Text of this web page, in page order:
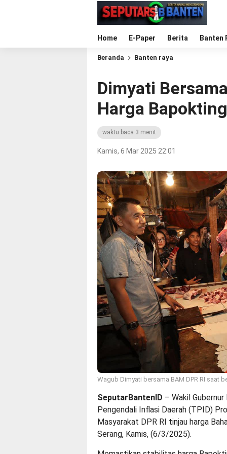
Home E-Paper Berita Banten
Beranda Banten raya
Dimyati
Harga
waktu baca 3 menit
Kamis, 6 Mar 2025 22:01
Wagub Dimyati bersama BAM DPR RI saat
SeputarBantenID – Wakil
Pengendali Inflasi Daerah (TPID)
Masyarakat DPR RI tinjau harga
Serang, Kamis, (6/3/2025).